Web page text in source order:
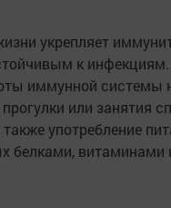
укрепляет
к
иммунной системы
или занятия
употребление
белками, витаминами